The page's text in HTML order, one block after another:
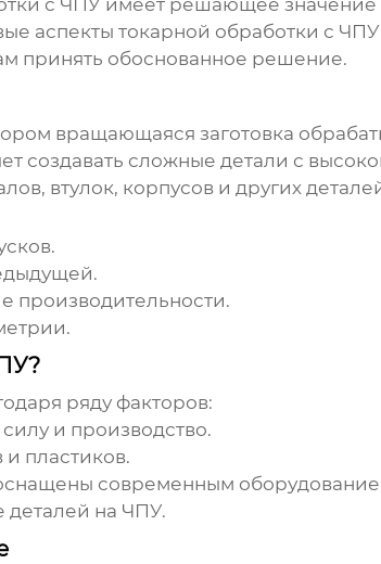
с ЧПУ имеет решающее значение
аспекты токарной обработки с
принять обоснованное решение.
вращающаяся заготовка
создавать сложные детали с
втулок, корпусов и других
производительности.
ряду факторов:
и производство.
пластиков.
современным
деталей на ЧПУ.